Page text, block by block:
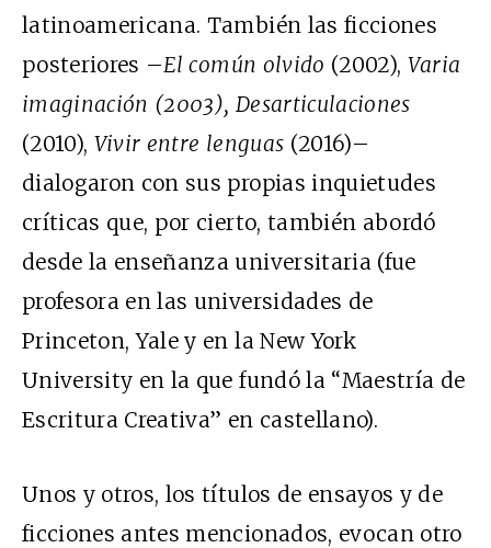
latinoamericana. También las ficciones
posteriores –El común olvido (2002), Varia
imaginación (2003), Desarticulaciones
(2010), Vivir entre lenguas (2016)–
dialogaron con sus propias inquietudes
críticas que, por cierto, también abordó
desde la enseñanza universitaria (fue
profesora en las universidades de
Princeton, Yale y en la New York
University en la que fundó la “Maestría de
Escritura Creativa” en castellano).
Unos y otros, los títulos de ensayos y de
ficciones antes mencionados, evocan otro